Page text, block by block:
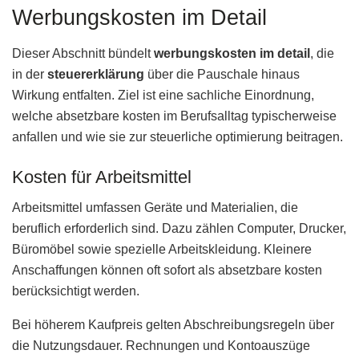
Werbungskosten im Detail
Dieser Abschnitt bündeltwerbungskosten im detail , die
in der steuererklärung über die Pauschale hinaus
Wirkung entfalten. Ziel ist eine sachliche Einordnung,
welche absetzbare kosten im Berufsalltag typischerweise
anfallen und wie sie zur steuerliche optimierung beitragen.
Kosten für Arbeitsmittel
Arbeitsmittel umfassen Geräte und Materialien, die
beruflich erforderlich sind. Dazu zählen Computer, Drucker,
Büromöbel sowie spezielle Arbeitskleidung. Kleinere
Anschaffungen können oft sofort als absetzbare kosten
berücksichtigt werden.
Bei höherem Kaufpreis gelten Abschreibungsregeln über
die Nutzungsdauer. Rechnungen und Kontoauszüge